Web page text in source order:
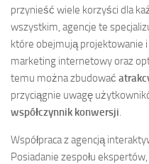
przynieść wiele korzyści dla
wszystkim, agencje te
które obejmują projektowanie
marketing internetowy oraz
temu można zbudować
przyciągnie uwagę
współczynnik konwersji.
Współpraca z agencją
Posiadanie zespołu